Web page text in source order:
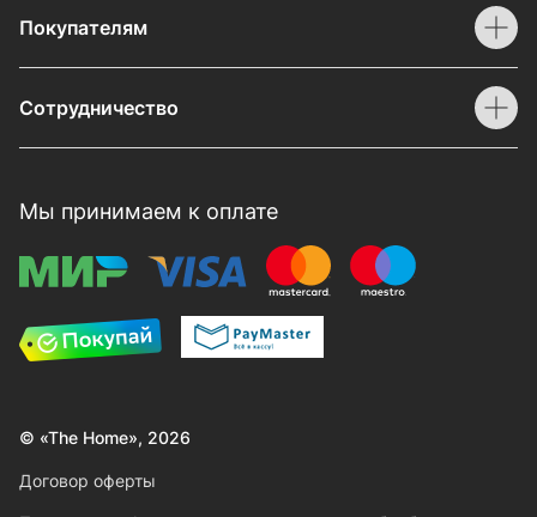
Покупателям
Сотрудничество
Мы принимаем к оплате
© «The Home», 2026
Договор оферты